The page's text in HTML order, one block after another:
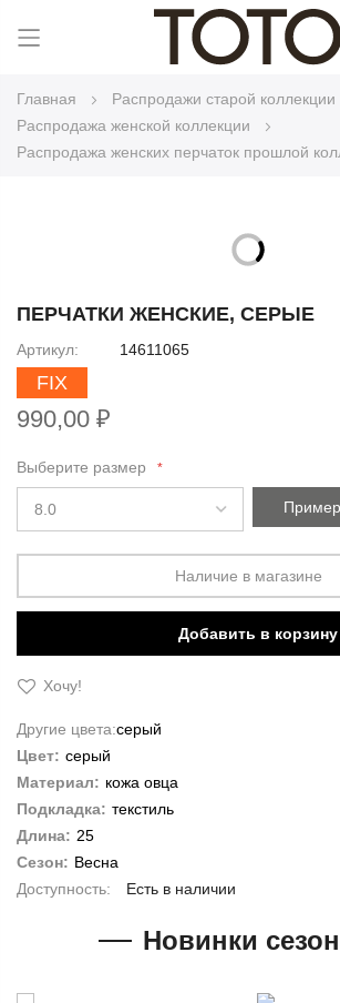
Content
Главная
Распродажи старой коллекции
Распродажа женской коллекции
Распродажа женских перчаток прошлой
end
of
images
gallery
to
beginning
the
gallery
ПЕРЧАТКИ ЖЕНСКИЕ, СЕРЫЕ
Артикул 14611065
FIX
990,00 ₽
Выберите размер
Наличие в магазине
Добавить в корзину
Хочу!
Другие цвета:серый
Цвет: серый
Материал: кожа овца
Подкладка: текстиль
Длина: 25
Сезон: Весна
Есть в наличии
Новинки